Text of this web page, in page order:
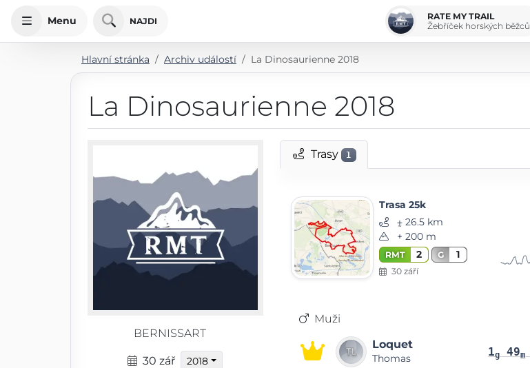
Menu NAJDI
RATE MY TRAIL
Žebříček horských běžců
Hlavní stránka Archiv událostí La Dinosaurienne 2018
La Dinosaurienne 2018
BERNISSART
30 zář 2018
Trasy 1
Trasa 25k
⨦ 26.5 km
+ 200 m
RMT 2 G 1
30 září
Muži
Loquet
Thomas 1g 49m